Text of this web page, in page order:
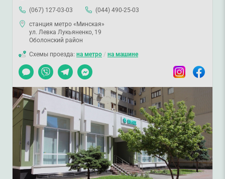
(067) 127-03-03
(044) 490-25-03
станция метро «Минская»
ул. Левка Лукьяненко, 19
Оболонский район
Схемы проезда: на метро / на машине
Чат
Viber TelegramMessenger InstagramFacebook